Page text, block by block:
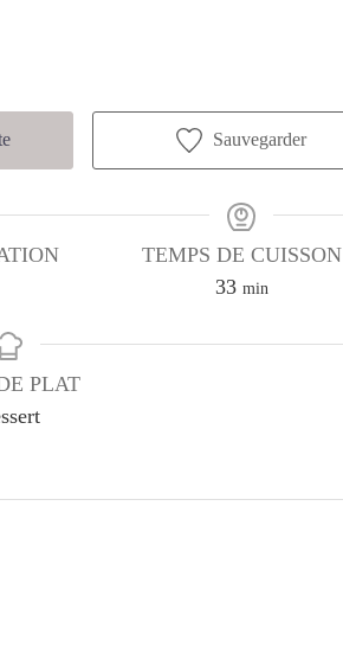
Sauvegarder
TEMPS DE CUISSON
33minutes
min
PLAT